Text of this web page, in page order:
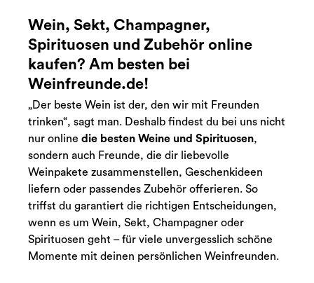
Wein, Sekt, Champagner,
Spirituosen und Zubehör online
kaufen? Am besten bei
Weinfreunde.de!
„Der beste Wein ist der, den wir mit Freunden
trinken“, sagt man. Deshalb findest du bei uns nicht
nur online die besten Weine und Spirituosen,
sondern auch Freunde, die dir liebevolle
Weinpakete zusammenstellen, Geschenkideen
liefern oder passendes Zubehör offerieren. So
triffst du garantiert die richtigen Entscheidungen,
wenn es um Wein, Sekt, Champagner oder
Spirituosen geht – für viele unvergesslich schöne
Momente mit deinen persönlichen Weinfreunden.